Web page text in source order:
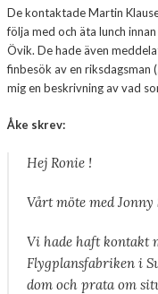
De kontaktade Martin
följa med och äta lunch
Övik. De hade även
finbesök av en riksdagsman
mig en beskrivning av vad
Åke skrev:
Hej Ronie !
Vårt möte med Jonny
Vi hade haft kontakt
Flygplansfabriken i
dom och prata om